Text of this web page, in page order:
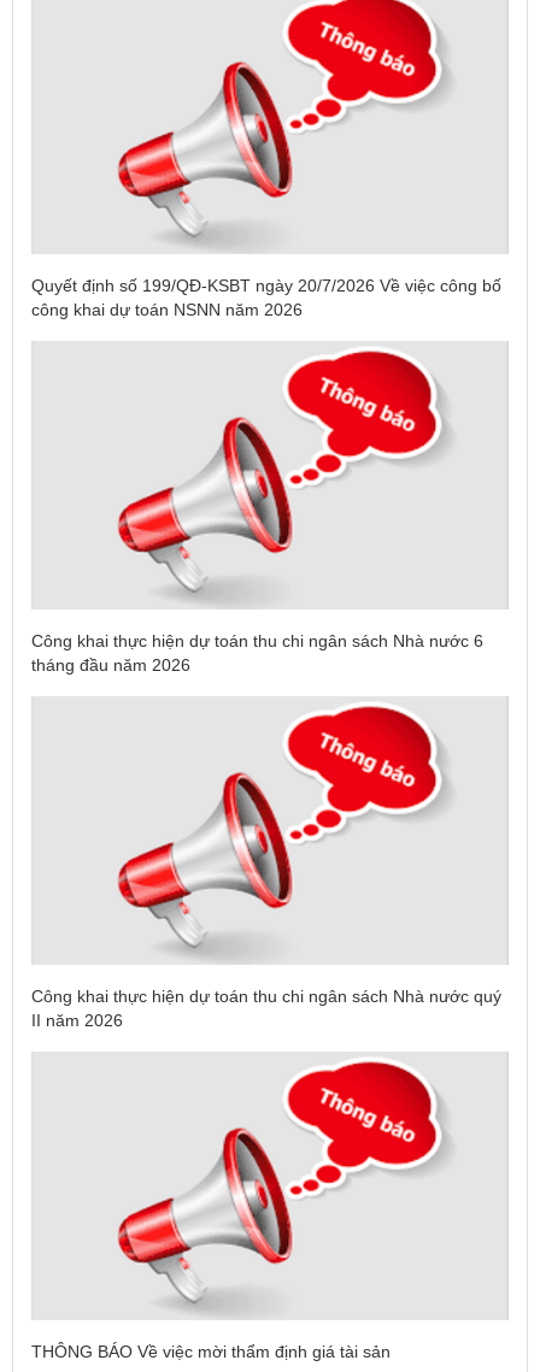
Quyết định số 199/QĐ-KSBT ngày 20/7/2026 Về việc công bố
công khai dự toán NSNN năm 2026
Công khai thực hiện dự toán thu chi ngân sách Nhà nước 6
tháng đầu năm 2026
Công khai thực hiện dự toán thu chi ngân sách Nhà nước quý
II năm 2026
THÔNG BÁO Về việc mời thẩm định giá tài sản